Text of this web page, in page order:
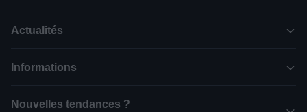
Actualités
Informations
Nouvelles tendances ?